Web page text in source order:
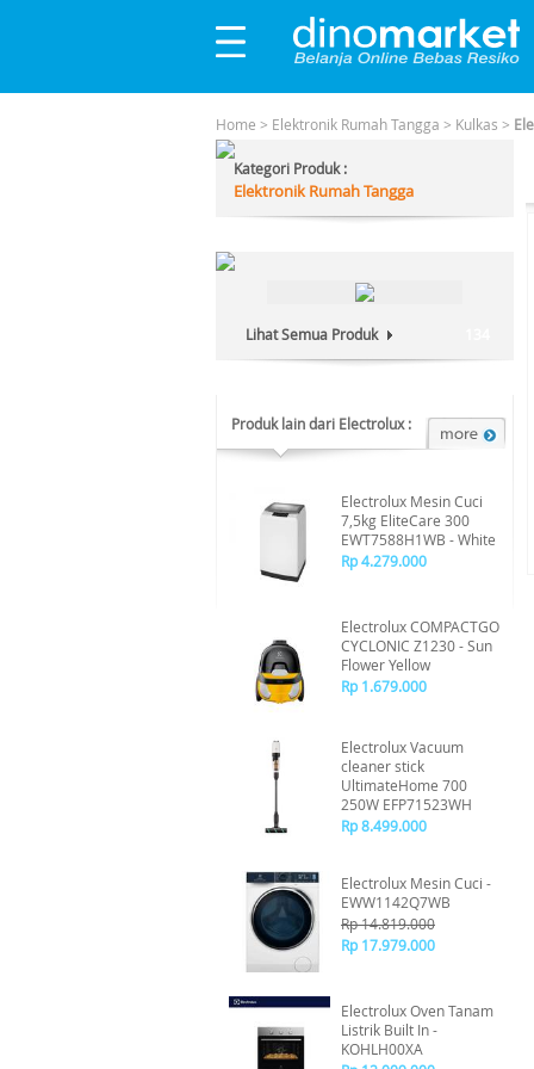
Home > Elektronik Rumah Tangga > Kulkas >
Kategori Produk :
Elektronik Rumah Tangga
Lihat Semua Produk
Produk lain dari Electrolux :
Electrolux Mesin Cuci
7,5kg EliteCare 300
EWT7588H1WB - White
Rp 4.279.000
Electrolux COMPACTGO
CYCLONIC Z1230 - Sun
Flower Yellow
Rp 1.679.000
Electrolux Vacuum
cleaner stick
UltimateHome 700
250W EFP71523WH
Rp 8.499.000
Electrolux Mesin Cuci -
EWW1142Q7WB
Rp 14.819.000
Rp 17.979.000
Electrolux Oven Tanam
Listrik Built In -
KOHLH00XA